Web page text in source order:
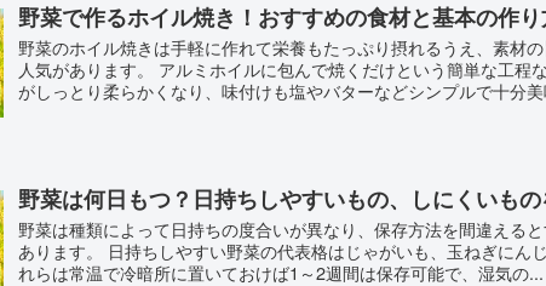
野菜で作るホイル焼き！おすすめの食材と基本の作
野菜のホイル焼きは手軽に作れて栄養もたっぷり摂れるうえ、素材
人気があります。 アルミホイルに包んで焼くだけという簡単な工程
がしっとり柔らかくなり、味付けも塩やバターなどシンプルで十分
野菜は何日もつ？日持ちしやすいもの、しにくいも
野菜は種類によって日持ちの度合いが異なり、保存方法を間違える
あります。 日持ちしやすい野菜の代表格はじゃがいも、玉ねぎにん
れらは常温で冷暗所に置いておけば1～2週間は保存可能で、湿気の...